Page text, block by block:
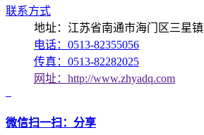
联系方式
地址：江苏省南通市海门区三星镇
电话：0513-82355056
传真：0513-82282025
网址：http://www.zhyadq.com
微信扫一扫：分享